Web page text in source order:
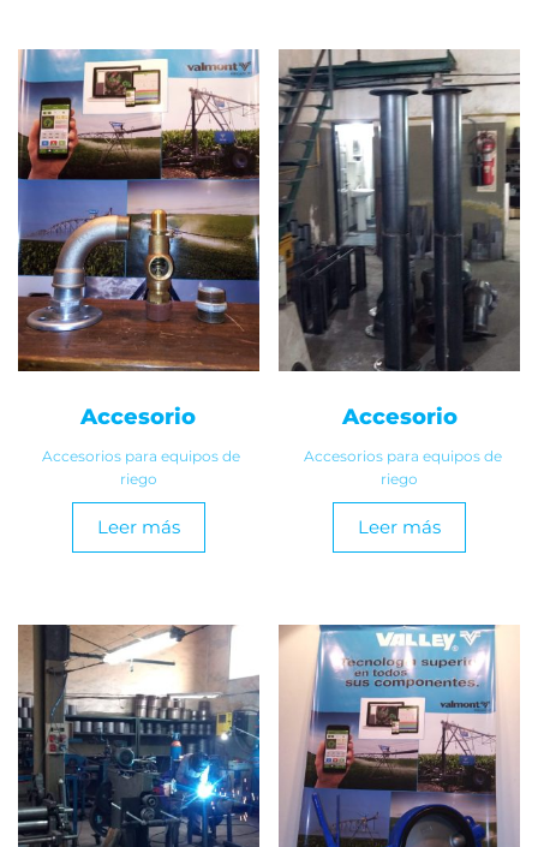
Accesorio
Accesorios para equipos de
riego
Leer más
Accesorio
Accesorios para equipos de
riego
Leer más